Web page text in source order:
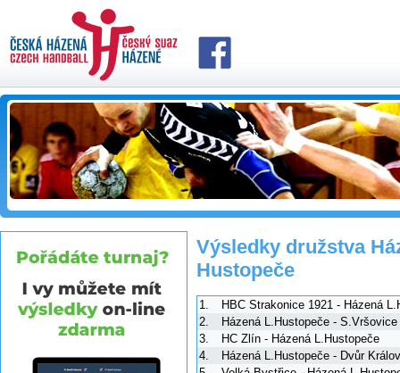
Výsledky družstva
Hustopeče
1.
HBC Strakonice 1921 - Házená
2.
Házená L.Hustopeče - S.Vršovice
3.
HC Zlín - Házená L.Hustopeče
4.
Házená L.Hustopeče - Dvůr